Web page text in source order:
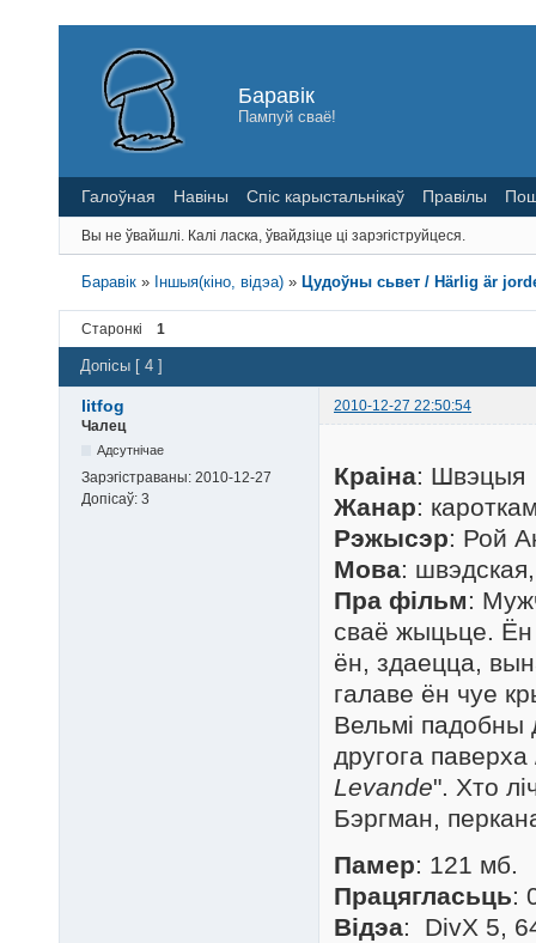
Баравік
Пампуй сваё!
Галоўная Навіны Спіс карыстальнікаў Правілы
Вы не ўвайшлі. Калі ласка, ўвайдзіце ці зарэгіструйцеся.
Баравік » Іншыя(кіно, відэа) » Цудоўны сьвет / Härlig är
Старонкі 1
Допісы [ 4 ]
litfog
2010-12-27 22:50:54
Чалец
Адсутнічае
Зарэгістраваны: 2010-12-27
Допісаў: 3
Краіна: Швэцыя
Жанар:
Рэжысэр: Рой
Мова:
Пра фільм:
сваё жыцьце. Ён
ён, здаецца,
галаве ён чуе
Вельмі падобны
другога
Levande". Хто
Бэргман,
Памер: 121 мб.
Працягласьць:
Відэа: DivX 5,